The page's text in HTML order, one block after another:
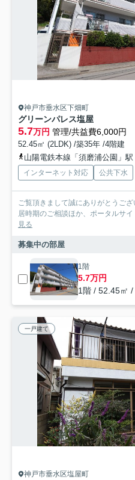
神戸市垂水区下畑町
グリーンパレス塩屋
5.7万円 管理/共益費6,000円
52.45㎡ (2LDK) /築35年 /4階建
山陽電鉄本線「須磨浦公園」駅 バス
インターネット対応 公共下水
ご覧頂きまして誠にありがとうご
居時期のご相談ほか、ポータルサ
見る
募集中の部屋
1階
5.7万円
1階 / 52.45㎡
一戸建て
神戸市垂水区塩屋町